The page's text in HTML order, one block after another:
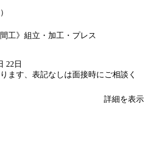
間工》組立・加工・プレス
22日
ます、表記なしは面接時にご相談く
詳細を表示